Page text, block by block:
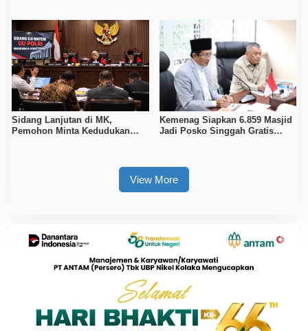
Sidang Lanjutan di MK,
Pemohon Minta Kedudukan
Kemenag Siapkan 6.859 Masjid
Jadi Posko Singgah Gratis
View More